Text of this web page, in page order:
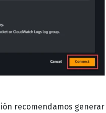
recomendamos generar